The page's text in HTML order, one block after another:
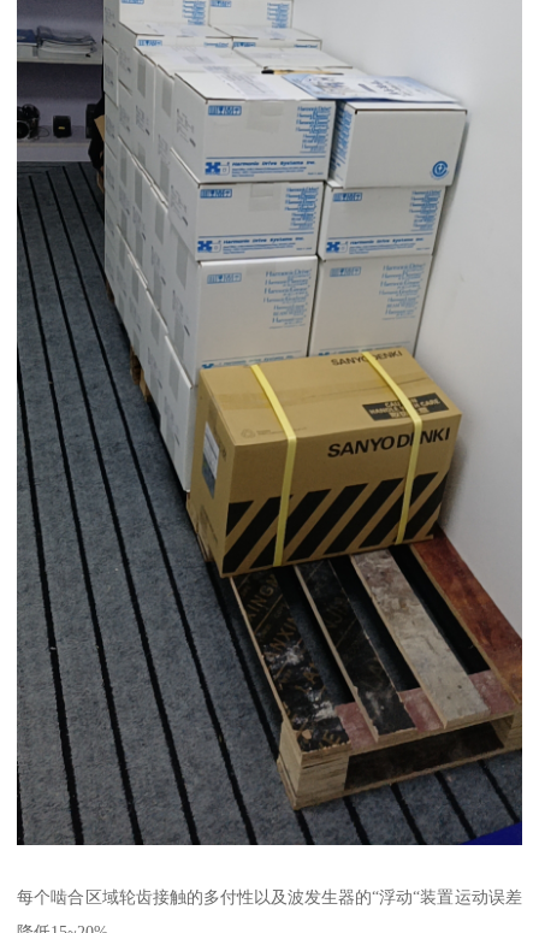
每个啮合区域轮齿接触的多付性以及波发生器的“浮动“装置运动误差